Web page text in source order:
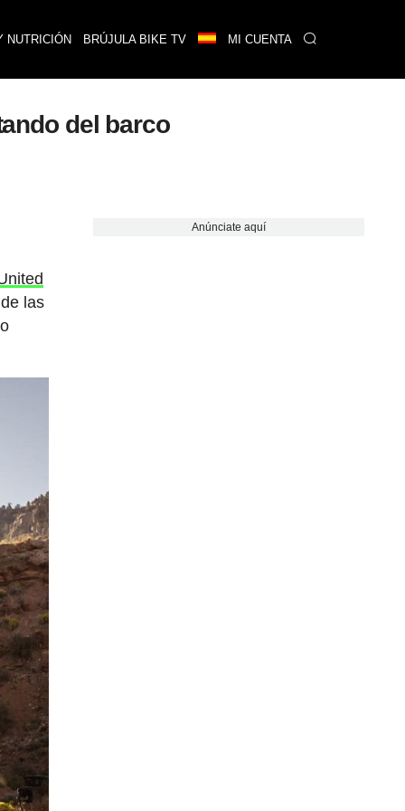
NUTRICIÓN BRÚJULA BIKE TV MI CUENTA
del barco
las
Anúnciate aquí